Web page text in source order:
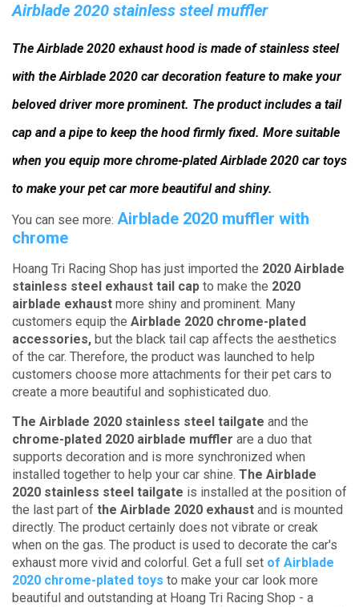
Airblade 2020 stainless steel muffler
The Airblade 2020 exhaust hood is made of stainless steel
with the Airblade 2020 car decoration feature to make your
beloved driver more prominent. The product includes a tail
cap and a pipe to keep the hood firmly fixed. More suitable
when you equip more chrome-plated Airblade 2020 car toys
to make your pet car more beautiful and shiny.
You can see more: Airblade 2020 muffler with
chrome
Hoang Tri Racing Shop has just imported the 2020 Airblade
stainless steel exhaust tail cap to make the 2020
airblade exhaust more shiny and prominent. Many
customers equip the Airblade 2020 chrome-plated
accessories, but the black tail cap affects the aesthetics
of the car. Therefore, the product was launched to help
customers choose more attachments for their pet cars to
create a more beautiful and sophisticated duo.
The Airblade 2020 stainless steel tailgate and the
chrome-plated 2020 airblade muffler are a duo that
supports decoration and is more synchronized when
installed together to help your car shine. The Airblade
2020 stainless steel tailgate is installed at the position of
the last part of the Airblade 2020 exhaust and is mounted
directly. The product certainly does not vibrate or creak
when on the gas. The product is used to decorate the car's
exhaust more vivid and colorful. Get a full set of Airblade
2020 chrome-plated toys to make your car look more
beautiful and outstanding at Hoang Tri Racing Shop - a